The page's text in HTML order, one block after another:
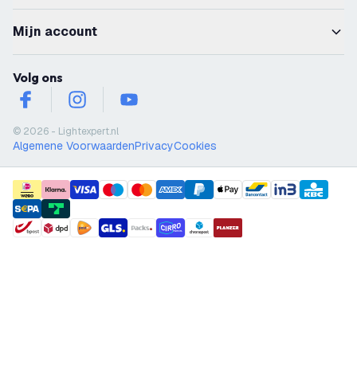
Mijn account
Volg ons
facebookinstagramyoutube
© 2026 - Lightexpert.nl
Algemene VoorwaardenPrivacyCookies
payment methods
shipment methods